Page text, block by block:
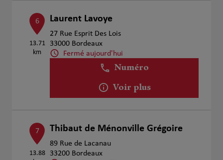
6
13.71
km
Laurent Lavoye
27 Rue Esprit Des Lois
33000 Bordeaux
Fermé aujourd'hui
Numéro
Voir plus
7
13.88
Thibaut de Ménonville Grégoire
89 Rue de Lacanau
33200 Bordeaux